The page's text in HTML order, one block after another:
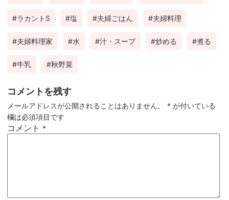
ラカントS 塩 夫婦ごはん 夫婦料理
夫婦料理家 水 汁・スープ 炒める 煮る
牛乳 秋野菜
コメントを残す
メールアドレスが公開されることはありません。 * が付いている
欄は必須項目です
コメント *